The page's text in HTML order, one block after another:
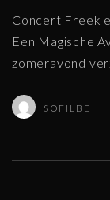
Concert Freek
Een Magische
zomeravond
SOFILBE